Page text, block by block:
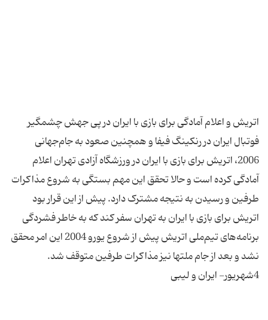
اتریش‌ و اعلام‌ آمادگى‌ براى‌ بازى‌ با ایران‌ در پى‌ جهش‌ چشمگیر
فوتبال‌ ایران‌ در رنکینگ‌ فیفا و همچنین‌ صعود به‌ جام‌جهانى‌
2006، اتریش‌ براى‌ بازى‌ با ایران‌ در ورزشگاه‌ آزادى‌ تهران‌ اعلام‌
آمادگى‌ کرده‌ است‌ و حالا تحقق‌ این‌ مهم‌ بستگى‌ به‌ شروع‌ مذاکرات‌
طرفین‌ و رسیدن‌ به‌ نتیجه‌ مشترک‌ دارد. پیش‌ از این‌ قرار بود
اتریش‌ براى‌ بازى‌ با ایران‌ به‌ تهران‌ سفر کند که‌ به‌ خاطر فشردگى‌
برنامه‌هاى‌ تیم‌ملى‌ اتریش‌ پیش‌ از شروع‌ یورو 2004 این‌ امر محقق‌
نشد و بعد از جام‌ ملتها نیز مذاکرات‌ طرفین‌ متوقف‌ شد.
4شهریور- ایران و لیبی